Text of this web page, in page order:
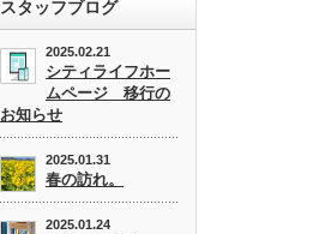
スタッフブログ
2025.02.21
シティライフホー
ムページ 移行の
お知らせ
2025.01.31
春の訪れ。
2025.01.24